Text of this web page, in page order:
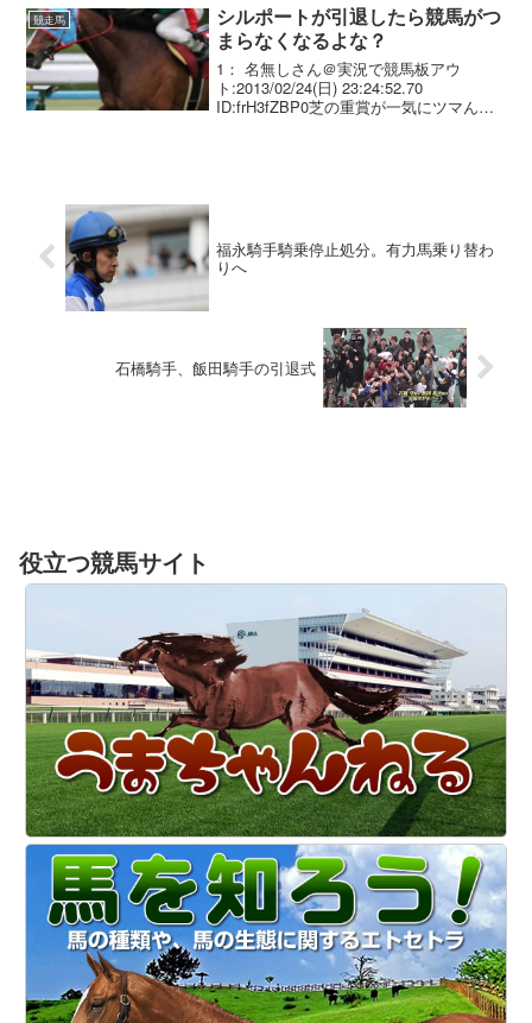
競走馬
シルポートが引退したら競馬がつ
まらなくなるよな？
1： 名無しさん＠実況で競馬板アウ
ト:2013/02/24(日) 23:24:52.70
ID:frH3fZBP0芝の重賞が一気にツマんな
福永騎手騎乗停止処分。有力馬乗り替わ
りへ
石橋騎手、飯田騎手の引退式
役立つ競馬サイト